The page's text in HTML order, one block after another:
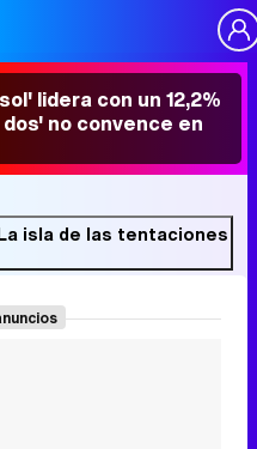
lidera con un 12,2%
no convence en
isla de las tentaciones